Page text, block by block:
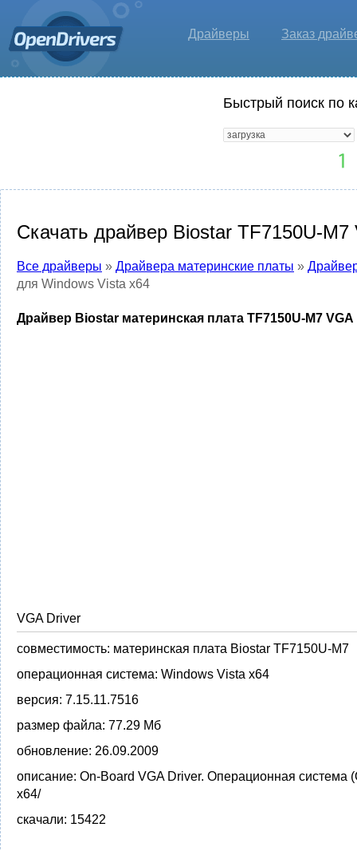
Драйверы Заказ
Быстрый поиск по
Скачать драйвер Biostar TF7150U-
Все драйверы » Драйвера материнские платы »
для Windows Vista x64
Драйвер Biostar материнская плата TF7150U-M7
VGA Driver
совместимость: материнская плата Biostar TF7150U-M7
операционная система: Windows Vista x64
версия: 7.15.11.7516
размер файла: 77.29 Мб
обновление: 26.09.2009
описание: On-Board VGA Driver. Операционная система
x64/
скачали: 15422